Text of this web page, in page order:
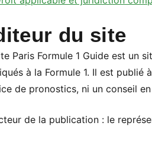
du site
Paris Formule 1 Guide est un
à la Formule 1. Il est
de pronostics, ni un conseil
de la publication : le